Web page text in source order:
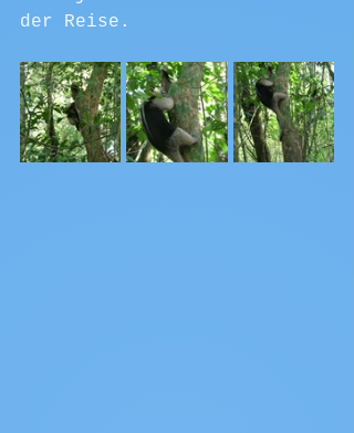
der Reise.